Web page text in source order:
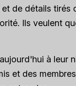
de détails tirés
Ils veulent
à leur
et des